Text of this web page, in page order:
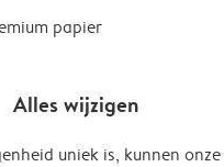
papier
Alles wijzigen
uniek is, kunnen